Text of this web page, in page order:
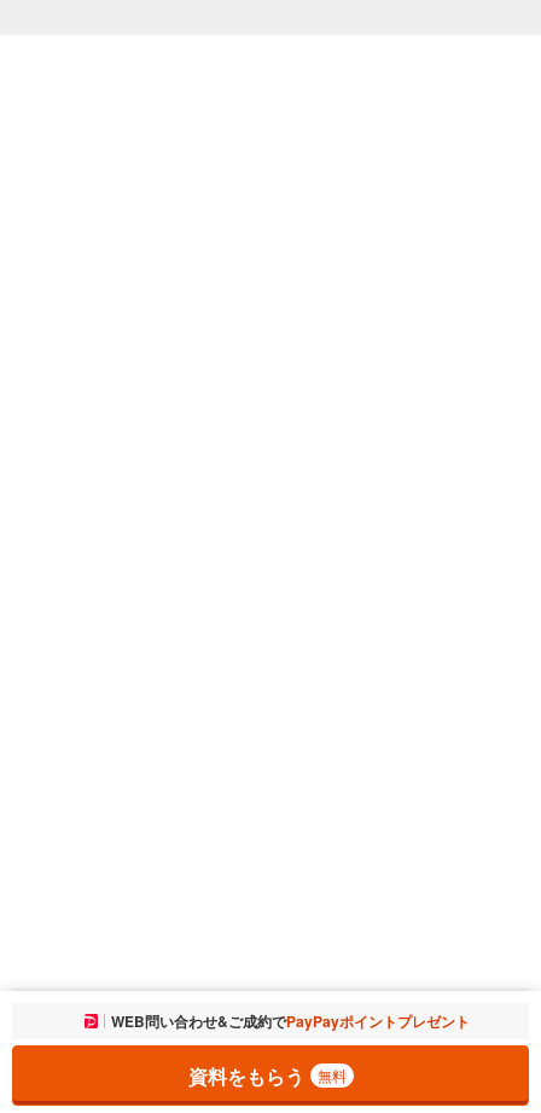
お気に入りに追加しました。 一覧を開く
WEB問い合わせ&ご成約でPayPayポイントプレゼント
資料をもらう 無料